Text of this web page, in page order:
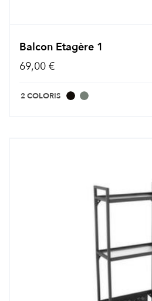
Balcon Etagère 1
69,00 €
2 COLORIS